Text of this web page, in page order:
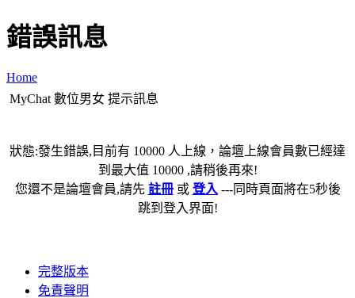
錯誤訊息
Home
MyChat 數位男女 提示訊息
狀態:發生錯誤,目前有 10000 人上線，論壇上線會員數已經達
到最大值 10000 ,請稍後再來!
您還不是論壇會員,請先 註冊或 登入 ---同時頁面將在5秒後
跳到登入界面!
完整版本
免責聲明